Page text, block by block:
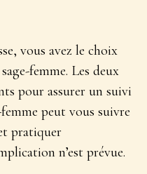
vous avez le choix
femme. Les deux
pour assurer un suivi
femme peut vous suivre
pratiquer
n’est prévue.